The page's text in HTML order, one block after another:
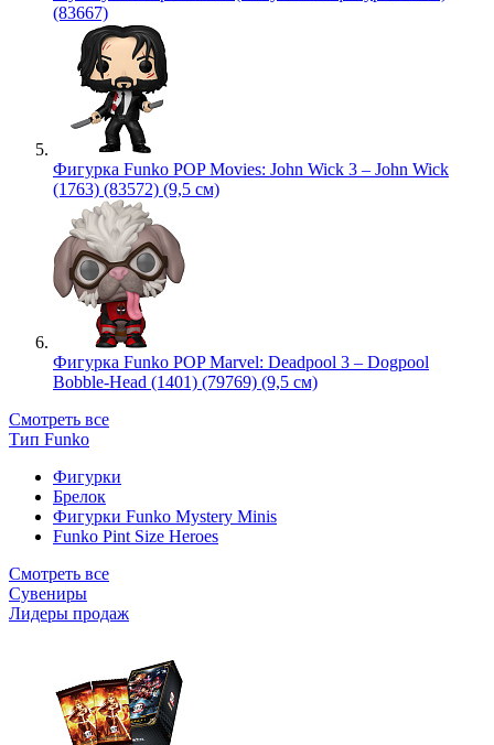
(83667)
Фигурка Funko POP Movies: John Wick 3 – John Wick
(1763) (83572) (9,5 см)
Фигурка Funko POP Marvel: Deadpool 3 – Dogpool
Bobble-Head (1401) (79769) (9,5 см)
Смотреть все
Тип Funko
Фигурки
Брелок
Фигурки Funko Mystery Minis
Funko Pint Size Heroes
Смотреть все
Сувениры
Лидеры продаж